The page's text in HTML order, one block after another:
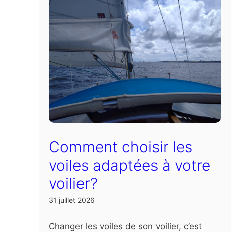
Comment choisir les
voiles adaptées à votre
voilier?
31 juillet 2026
Changer les voiles de son voilier, c’est